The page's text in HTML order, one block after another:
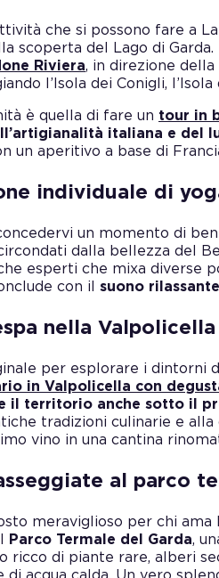
che si possono fare a
scoperta del Lago di Garda.
Riviera, in direzione della
l’Isola dei Conigli,
è quella di fare un tour in
italiana e del
un aperitivo a base di
individuale di
un momento di
dalla bellezza del
esperti che mixa diverse
con il suono
nella Valpolicella
per esplorare i dintorni
in Valpolicella con
il territorio anche sotto il
tradizioni culinarie e
vino in una cantina
al parco
meraviglioso per chi
Parco Termale del Garda,
ricco di piante rare, alberi
di acqua calda. Un vero